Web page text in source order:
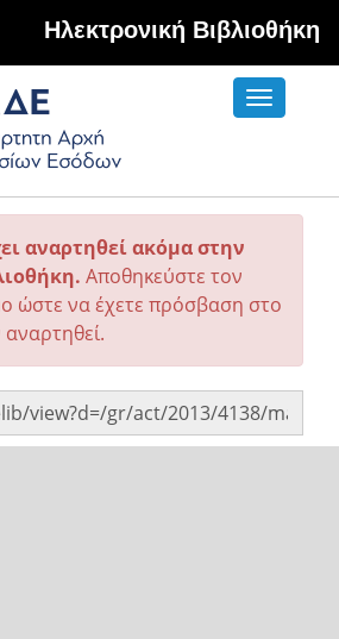
Hλεκτρονική Βιβλιοθήκη
Toggle
αναρτηθεί ακόμα στην
Αποθηκεύστε τον
ώστε να έχετε πρόσβαση στο